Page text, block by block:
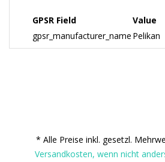
GPSR Field
Value
gpsr_manufacturer_name Pelikan
* Alle Preise inkl. gesetzl.
Versandkosten, wenn nicht